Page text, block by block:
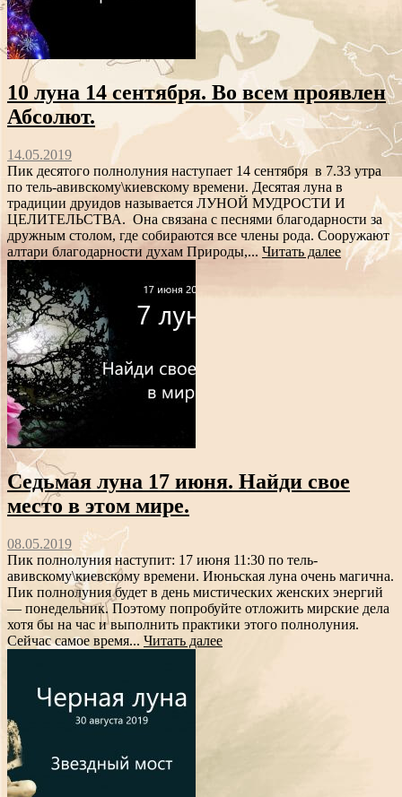
10 луна 14 сентября. Во всем проявлен
Абсолют.
14.05.2019
Пик десятого полнолуния наступает 14 сентября в 7.33 утра
по тель-авивскому\киевскому времени. Десятая луна в
традиции друидов называется ЛУНОЙ МУДРОСТИ И
ЦЕЛИТЕЛЬСТВА. Она связана с песнями благодарности за
дружным столом, где собираются все члены рода. Сооружают
алтари благодарности духам Природы,... Читать далее
Седьмая луна 17 июня. Найди свое
место в этом мире.
08.05.2019
Пик полнолуния наступит: 17 июня 11:30 по тель-
авивскому\киевскому времени. Июньская луна очень магична.
Пик полнолуния будет в день мистических женских энергий
— понедельник. Поэтому попробуйте отложить мирские дела
хотя бы на час и выполнить практики этого полнолуния.
Сейчас самое время... Читать далее